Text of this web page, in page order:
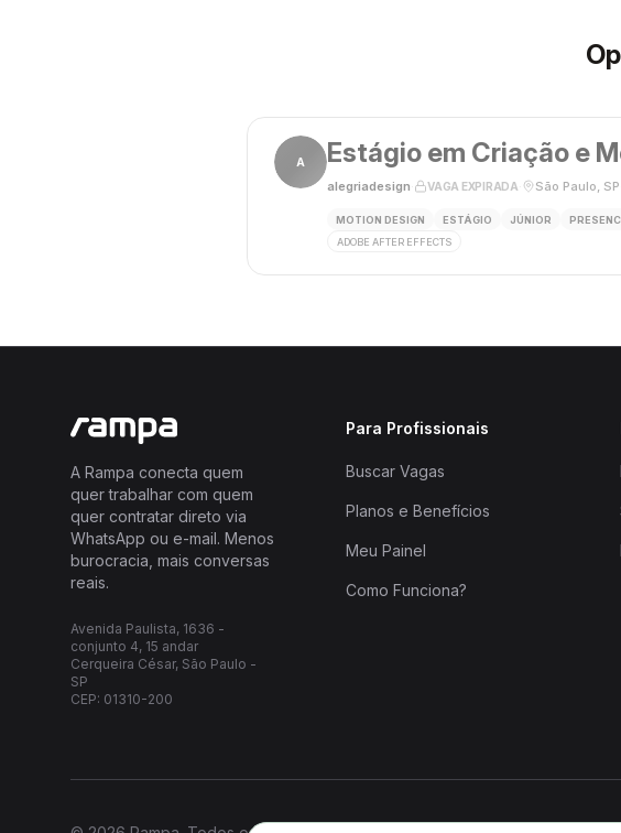
A Estágio em Criação e
alegriadesign VAGA EXPIRADA São Paulo, SP
MOTION DESIGN ESTÁGIO JÚNIOR
ADOBE AFTER EFFECTS
A Rampa conecta quem
quer trabalhar com quem
quer contratar direto via
WhatsApp ou e-mail. Menos
burocracia, mais conversas
reais.
Avenida Paulista, 1636 -
conjunto 4, 15 andar
Cerqueira César, São Paulo -
SP
CEP: 01310-200
Para Profissionais
Buscar Vagas
Planos e Benefícios
Meu Painel
Como Funciona?